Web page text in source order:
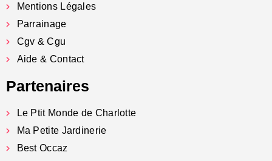
Mentions Légales
Parrainage
Cgv & Cgu
Aide & Contact
Partenaires
Le Ptit Monde de Charlotte
Ma Petite Jardinerie
Best Occaz